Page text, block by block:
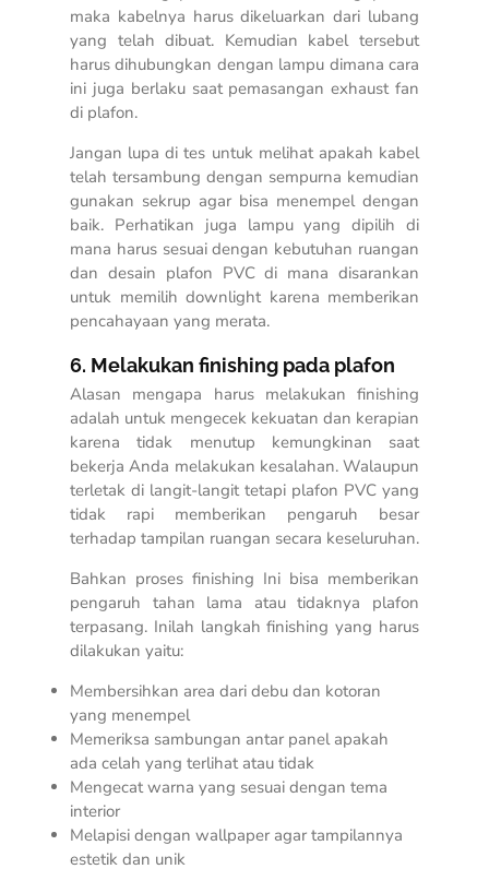
maka kabelnya harus dikeluarkan dari lubang
yang telah dibuat. Kemudian kabel tersebut
harus dihubungkan dengan lampu dimana cara
ini juga berlaku saat pemasangan exhaust fan
di plafon.
Jangan lupa di tes untuk melihat apakah kabel
telah tersambung dengan sempurna kemudian
gunakan sekrup agar bisa menempel dengan
baik. Perhatikan juga lampu yang dipilih di
mana harus sesuai dengan kebutuhan ruangan
dan desain plafon PVC di mana disarankan
untuk memilih downlight karena memberikan
pencahayaan yang merata.
6. Melakukan finishing pada plafon
Alasan mengapa harus melakukan finishing
adalah untuk mengecek kekuatan dan kerapian
karena tidak menutup kemungkinan saat
bekerja Anda melakukan kesalahan. Walaupun
terletak di langit-langit tetapi plafon PVC yang
tidak rapi memberikan pengaruh besar
terhadap tampilan ruangan secara keseluruhan.
Bahkan proses finishing Ini bisa memberikan
pengaruh tahan lama atau tidaknya plafon
terpasang. Inilah langkah finishing yang harus
dilakukan yaitu:
Membersihkan area dari debu dan kotoran
yang menempel
Memeriksa sambungan antar panel apakah
ada celah yang terlihat atau tidak
Mengecat warna yang sesuai dengan tema
interior
Melapisi dengan wallpaper agar tampilannya
estetik dan unik